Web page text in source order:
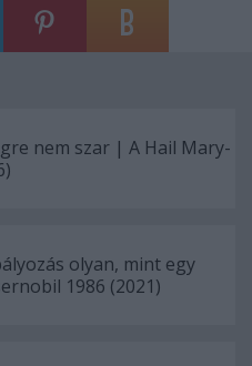
nem szar | A Hail Mary-
olyan, mint egy
1986 (2021)